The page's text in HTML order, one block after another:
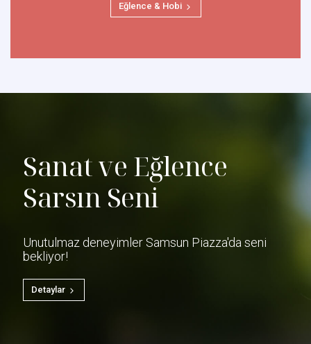
Eğlence & Hobi
Sanat ve Eğlence
Sarsın Seni
Unutulmaz deneyimler Samsun Piazza'da seni
bekliyor!
Detaylar